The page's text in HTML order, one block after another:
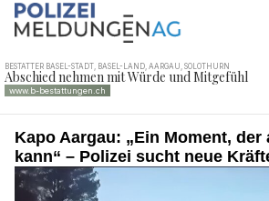
Kapo Aargau: „Ein Moment, der
kann“ – Polizei sucht neue